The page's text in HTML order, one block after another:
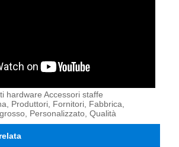
hardware Accessori staffe
Produttori, Fornitori, Fabbrica,
Personalizzato, Qualità